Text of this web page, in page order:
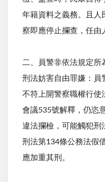
年籍資料之義務。且人
察即應停止攔查，任由
二、員警非依法規定
刑法妨害自由罪嫌：員
不符上開警察職權行使
會議535號解釋，仍恣
違法攔檢，可能觸犯刑
刑法第134條公務法假
應加重其刑。